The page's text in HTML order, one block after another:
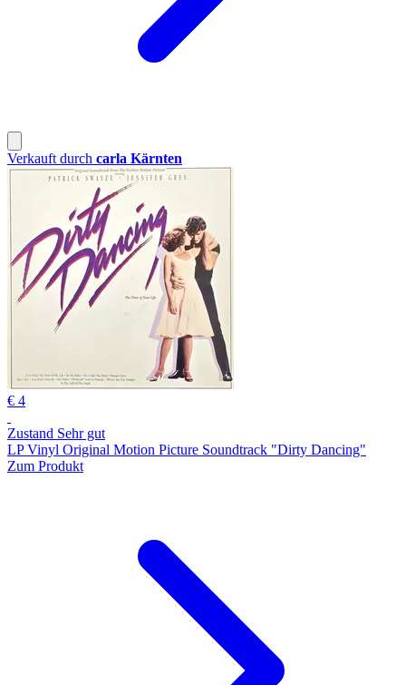
Verkauft durch carla Kärnten
€ 4
Zustand Sehr gut
LP Vinyl Original Motion Picture Soundtrack "Dirty Dancing"
Zum Produkt